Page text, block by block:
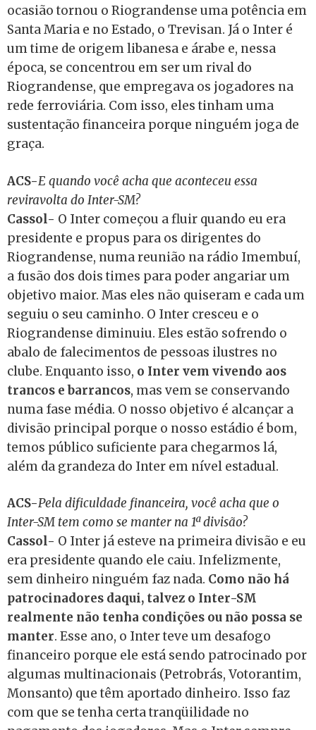
ocasião tornou o Riograndense uma potência em
Santa Maria e no Estado, o Trevisan. Já o Inter é
um time de origem libanesa e árabe e, nessa
época, se concentrou em ser um rival do
Riograndense, que empregava os jogadores na
rede ferroviária. Com isso, eles tinham uma
sustentação financeira porque ninguém joga de
graça.
ACS-E quando você acha que aconteceu essa
reviravolta do Inter-SM?
Cassol- O Inter começou a fluir quando eu era
presidente e propus para os dirigentes do
Riograndense, numa reunião na rádio Imembuí,
a fusão dos dois times para poder angariar um
objetivo maior. Mas eles não quiseram e cada um
seguiu o seu caminho. O Inter cresceu e o
Riograndense diminuiu. Eles estão sofrendo o
abalo de falecimentos de pessoas ilustres no
clube. Enquanto isso, o Inter vem vivendo aos
trancos e barrancos, mas vem se conservando
numa fase média. O nosso objetivo é alcançar a
divisão principal porque o nosso estádio é bom,
temos público suficiente para chegarmos lá,
além da grandeza do Inter em nível estadual.
ACS-Pela dificuldade financeira, você acha que o
Inter-SM tem como se manter na 1ª divisão?
Cassol- O Inter já esteve na primeira divisão e eu
era presidente quando ele caiu. Infelizmente,
sem dinheiro ninguém faz nada. Como não há
patrocinadores daqui, talvez o Inter-SM
realmente não tenha condições ou não possa se
manter. Esse ano, o Inter teve um desafogo
financeiro porque ele está sendo patrocinado por
algumas multinacionais (Petrobrás, Votorantim,
Monsanto) que têm aportado dinheiro. Isso faz
com que se tenha certa tranqüilidade no